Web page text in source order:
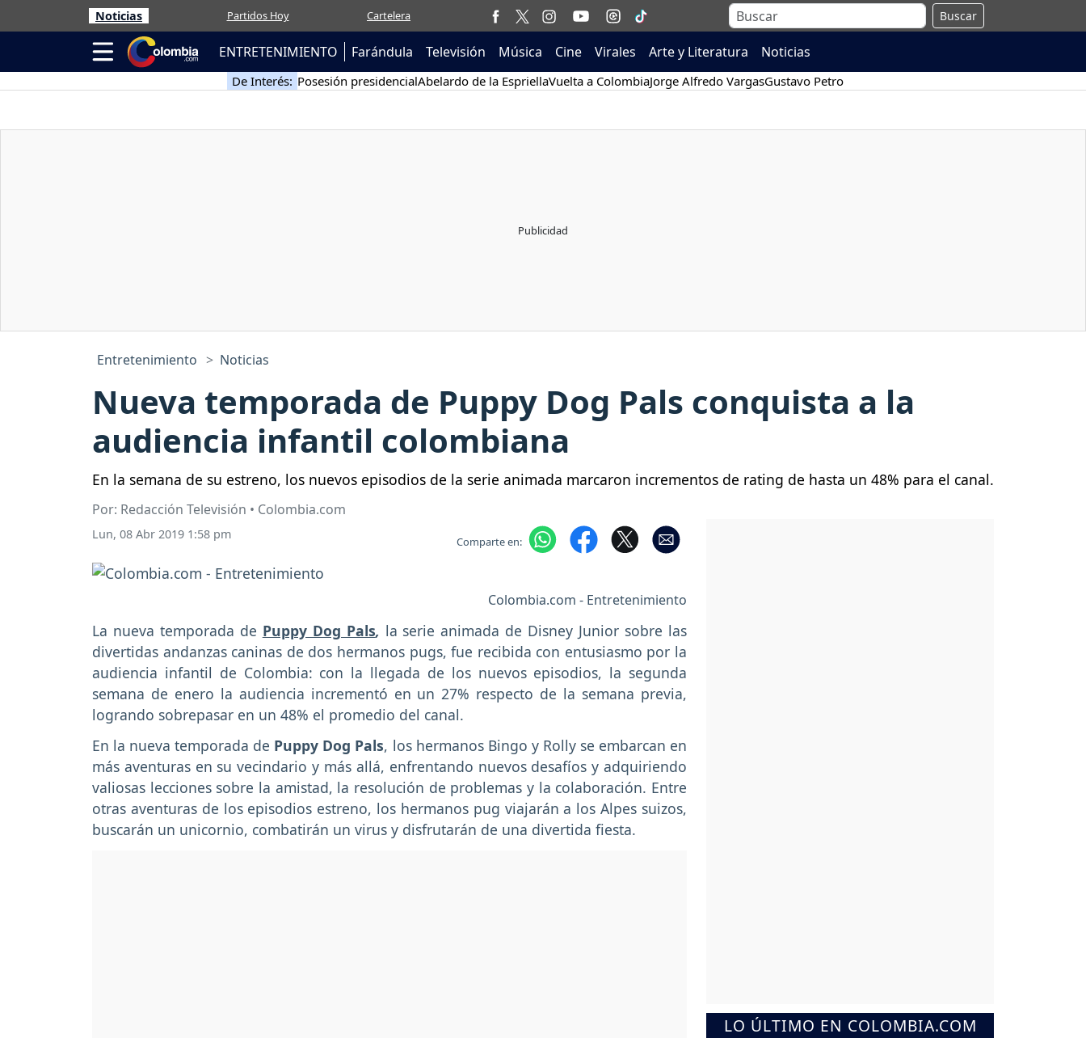
Noticias Partidos Hoy Cartelera Buscar
ENTRETENIMIENTO Farándula Televisión Música Cine Virales Arte y Literatura Noticias
De Interés: Posesión presidencialAbelardo de la EspriellaVuelta a ColombiaJorge Alfredo VargasGustavo Petro
Entretenimiento Noticias
Nueva temporada de Puppy Dog Pals conquista a la
audiencia infantil colombiana
En la semana de su estreno, los nuevos episodios de la serie animada marcaron incrementos de rating de hasta un 48% para el canal.
Por: Redacción Televisión • Colombia.com
Lun, 08 Abr 2019 1:58 pm Comparte en:
Colombia.com - Entretenimiento
La nueva temporada de Puppy Dog Pals, la serie animada de Disney Junior sobre las
divertidas andanzas caninas de dos hermanos pugs, fue recibida con entusiasmo por la
audiencia infantil de Colombia: con la llegada de los nuevos episodios, la segunda
semana de enero la audiencia incrementó en un 27% respecto de la semana previa,
logrando sobrepasar en un 48% el promedio del canal.
En la nueva temporada de Puppy Dog Pals, los hermanos Bingo y Rolly se embarcan en
más aventuras en su vecindario y más allá, enfrentando nuevos desafíos y adquiriendo
valiosas lecciones sobre la amistad, la resolución de problemas y la colaboración. Entre
otras aventuras de los episodios estreno, los hermanos pug viajarán a los Alpes suizos,
buscarán un unicornio, combatirán un virus y disfrutarán de una divertida fiesta.
LO ÚLTIMO EN COLOMBIA.COM